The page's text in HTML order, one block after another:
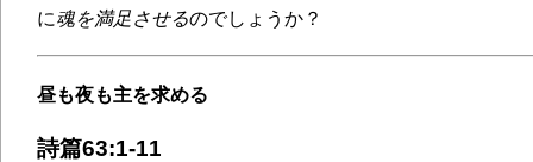
に魂を満足させるのでしょうか？
昼も夜も主を求める
詩篇63:1-11